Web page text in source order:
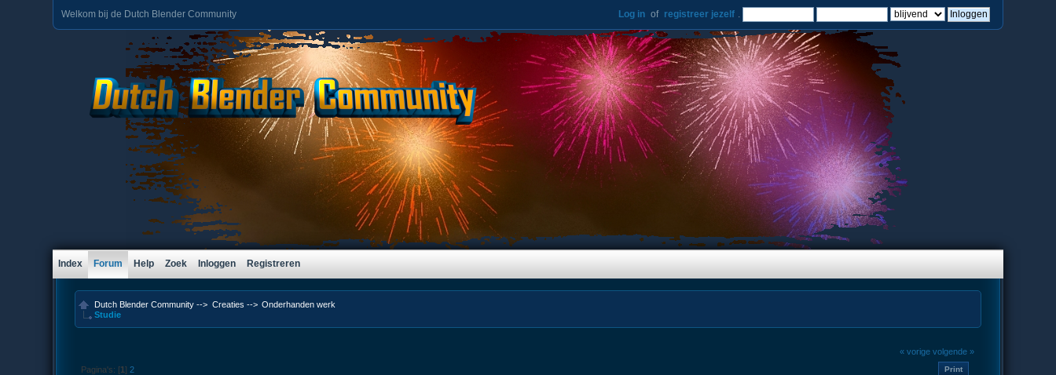
Welkom bij de Dutch Blender Community Log in of registreer jezelf .
Index Forum Help Zoek Inloggen Registreren
Dutch Blender Community --> Creaties --> Onderhanden werk
Studie
« vorige volgende »
Print
Pagina's: [1]2